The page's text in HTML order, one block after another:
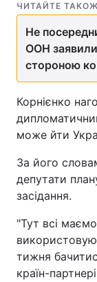
ЧИТАЙТЕ ТАКОЖ
Не
ООН
стороною
Корнієнко
може йти
За його
депутати
засідання.
"Тут всі
тижня
країн-